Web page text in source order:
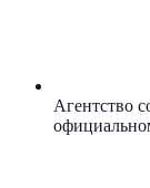
Агентство